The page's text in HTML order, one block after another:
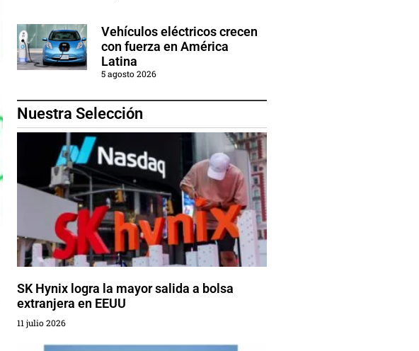
Vehículos eléctricos crecen
con fuerza en América
Latina
5 agosto 2026
Nuestra Selección
SK Hynix logra la mayor salida a bolsa
extranjera en EEUU
11 julio 2026